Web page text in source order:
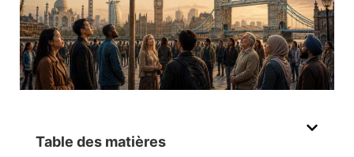
Table des matières